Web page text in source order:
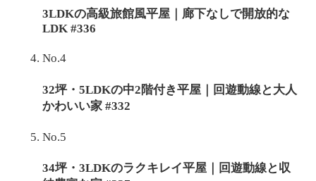
3LDKの高級旅館風平屋｜廊下なしで開放的な
LDK #336
No.4
32坪・5LDKの中2階付き平屋｜回遊動線と大人
かわいい家 #332
No.5
34坪・3LDKのラクキレイ平屋｜回遊動線と収